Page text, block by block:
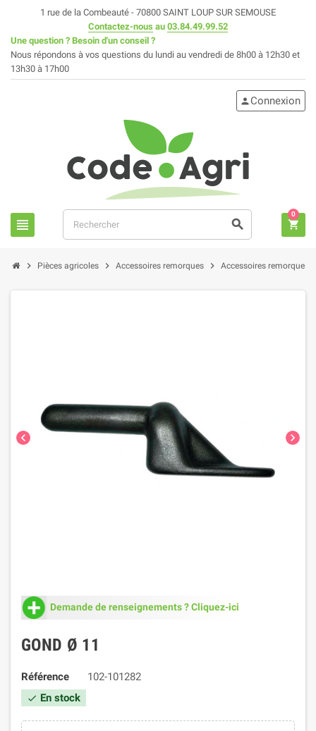
1 rue de la Combeauté - 70800 SAINT LOUP SUR SEMOUSE
Contactez-nous au 03.84.49.99.52
Une question ? Besoin d'un conseil ?
Nous répondons à vos questions du lundi au vendredi de 8h00 à 12h30 et
13h30 à 17h00
view_headline search
person Connexion
shopping_cart
0
chevron_right Pièces agricoles chevron_right Accessoires remorques chevron_right Accessoires remorques
chevron_left chevron_right
Demande de renseignements ? Cliquez-ici
GOND Ø 11
Référence 102-101282
check En stock